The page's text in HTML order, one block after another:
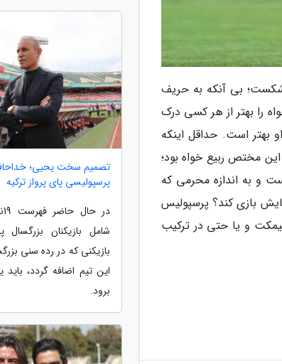
شکست؛ بی آنکه به حریف
را بهتر از هر کسی درک
بهتر است. حداقل اینکه
مختص ربیع خواه بود؛
و به اندازه محرمی که
بازی کند؟ پرسپولیس
و یا حتی در ترکیب
پرسپولیسی پای پرواز ترکیه
شامل بازیکنان
بازیکنی که در رده سنی
این تیم اضافه گردد، باید
برود.